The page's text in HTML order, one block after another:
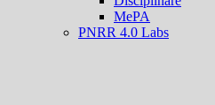
MePA
PNRR 4.0 Labs